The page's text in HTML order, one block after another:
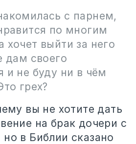
с парнем,
по многим
хочет выйти за него
дам своего
и не буду ни в чём
грех?
вы не хотите дать
на брак дочери с
в Библии сказано